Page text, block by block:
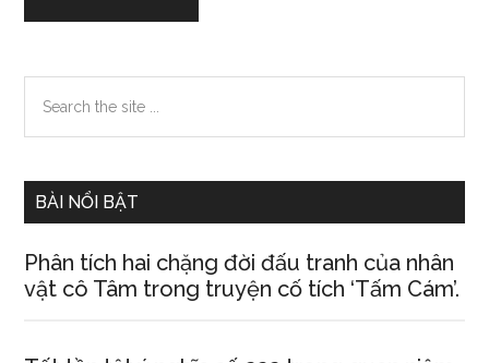
Primary
Sidebar
the
BÀI NỔI BẬT
Phân tích hai chặng đời đấu tranh của nhân
vật cô Tâm trong truyện cố tích ‘Tấm Cám’.